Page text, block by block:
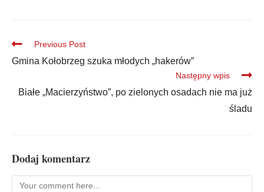
Previous Post
Gmina Kołobrzeg szuka młodych „hakerów”
Następny wpis
Białe „Macierzyństwo”, po zielonych osadach nie ma już
śladu
Dodaj komentarz